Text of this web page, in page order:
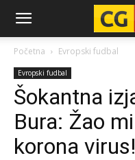
CG-
Fudbal
Početna Evropski fudbal
Evropski fudbal
Šokantna
Bura: Žao
korona virus!